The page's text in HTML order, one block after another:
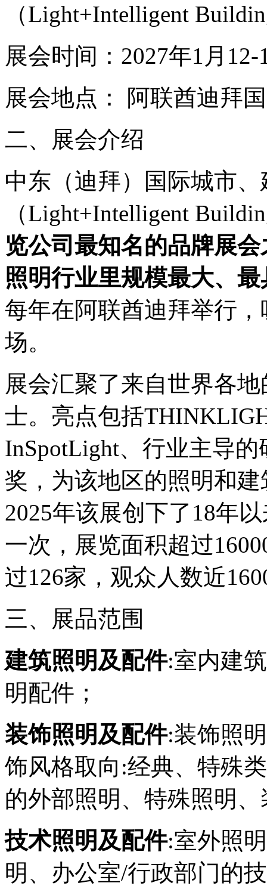
（Light+Intelligent
展会时间：2027年1月12-
展会地点： 阿联酋迪拜
二、展会介绍
中东（迪拜）国际城市
（Light+Intelligent
览公司最知名的品牌展
照明行业里规模最大、
每年在阿联酋迪拜举行
场。
展会汇聚了来自世界各
士。亮点包括
InSpotLight、行业主导
奖，为该地区的照明和
2025年该展创下了18年
一次，展览面积超过
过126家，观众人数近
三、展品范围
建筑照明及配件:室内建
明配件；
装饰照明及配件:装饰照
饰风格取向:经典、特殊
的外部照明、特殊照明
技术照明及配件:室外照
明、办公室/行政部门的